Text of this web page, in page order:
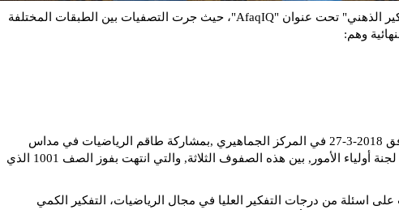
نظمت مدرسة آفاق الثانوية "مسابقة التفكير الذهني" تحت عنوان "AfaqIQ"، حيث جرت التصفيات بين الطبقات المختلفة
وهم:
اقيمت المسابقة النهائية يوم الثلاثاء الموافق 2018-3-27 في المركز الجماهيري ,بمشاركة طاقم الرياضيات في مداس
القرية وممثلين عن المجلس المحلي وعن لجنة أولياء الأمور, بين هذه الصفوف الثلاثة, والتي انتهت بفوز الصف 1001 الذي
اسئلة من درجات التفكير العليا في مجال الرياضيات، التفكير الكمي